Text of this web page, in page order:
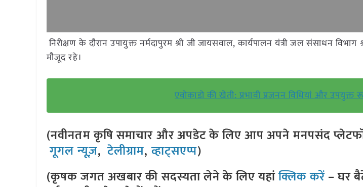
निरीक्षण के दौरान उपायुक्त नर्मदापुरम श्री जी जायसवाल, कार्यपालन यंत्री जल संसाधन
मौजूद रहे।
एवोकाडो की खेती: प्रभावी प्रजनन विधियां और उपयुक्त
(नवीनतम कृषि समाचार और अपडेट के लिए आप अपने मनपसंद
गूगल न्यूज़,टेलीग्राम,व्हाट्सएप्प)
(कृषक जगत अखबार की सदस्यता लेने के लिए यहांक्लिक करें– घर